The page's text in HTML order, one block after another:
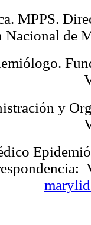
MPPS.
Nacional de
y